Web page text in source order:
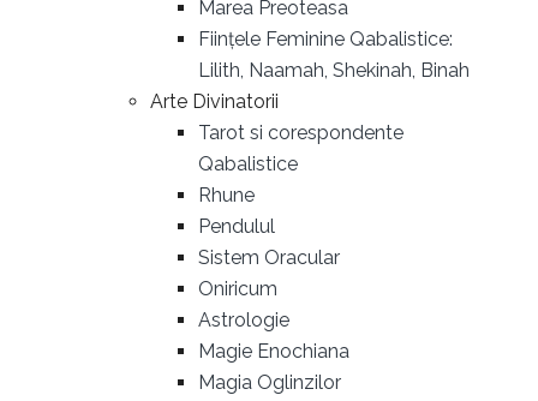
Marea Preoteasa
Ființele Feminine Qabalistice:
Lilith, Naamah, Shekinah, Binah
Arte Divinatorii
Tarot si corespondente
Qabalistice
Rhune
Pendulul
Sistem Oracular
Oniricum
Astrologie
Magie Enochiana
Magia Oglinzilor